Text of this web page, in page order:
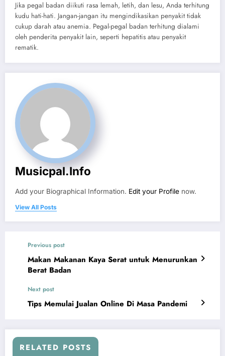
Jika pegal badan diikuti rasa lemah, letih, dan lesu, Anda terhitung
kudu hati-hati. Jangan-jangan itu mengindikasikan penyakit tidak
cukup darah atau anemia. Pegal-pegal badan terhitung dialami
oleh penderita penyakit lain, seperti hepatitis atau penyakit
rematik.
Musicpal.info
Add your Biographical Information. Edit your Profile now.
View All Posts
Previous post
Makan Makanan Kaya Serat untuk Menurunkan
Berat Badan
Next post
Tips Memulai Jualan Online Di Masa Pandemi
RELATED POSTS